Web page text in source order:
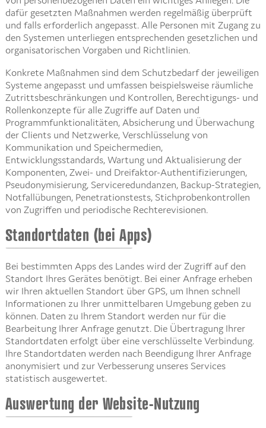
dafür gesetzten Maßnahmen werden regelmäßig überprüft
und falls erforderlich angepasst. Alle Personen mit Zugang zu
den Systemen unterliegen entsprechenden gesetzlichen und
organisatorischen Vorgaben und Richtlinien.
Konkrete Maßnahmen sind dem Schutzbedarf der jeweiligen
Systeme angepasst und umfassen beispielsweise räumliche
Zutrittsbeschränkungen und Kontrollen, Berechtigungs- und
Rollenkonzepte für alle Zugriffe auf Daten und
Programmfunktionalitäten, Absicherung und Überwachung
der Clients und Netzwerke, Verschlüsselung von
Kommunikation und Speichermedien,
Entwicklungsstandards, Wartung und Aktualisierung der
Komponenten, Zwei- und Dreifaktor-Authentifizierungen,
Pseudonymisierung, Serviceredundanzen, Backup-Strategien,
Notfallübungen, Penetrationstests, Stichprobenkontrollen
von Zugriffen und periodische Rechterevisionen.
Standortdaten (bei Apps)
Bei bestimmten Apps des Landes wird der Zugriff auf den
Standort Ihres Gerätes benötigt. Bei einer Anfrage erheben
wir Ihren aktuellen Standort über GPS, um Ihnen schnell
Informationen zu Ihrer unmittelbaren Umgebung geben zu
können. Daten zu Ihrem Standort werden nur für die
Bearbeitung Ihrer Anfrage genutzt. Die Übertragung Ihrer
Standortdaten erfolgt über eine verschlüsselte Verbindung.
Ihre Standortdaten werden nach Beendigung Ihrer Anfrage
anonymisiert und zur Verbesserung unseres Services
statistisch ausgewertet.
Auswertung der Website-Nutzung